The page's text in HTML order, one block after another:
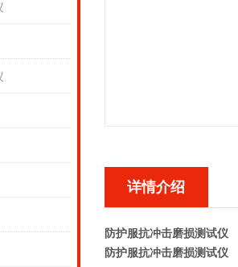
详情介绍
防护服抗冲击磨损测试仪
防护服抗冲击磨损测试仪